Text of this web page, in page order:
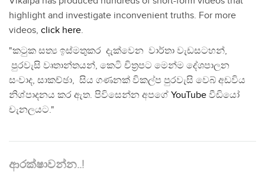
highlight and investigate inconvenient truths. For more
videos, click here.
"කටුක සත්‍ය ඉස්මතුකර දැක්වෙන වාර්තා වැඩසටහන්,
පුරවැසි වෘතාන්තයන්, කෙටි චිත්‍රපට මෙන්ම දේශපාලන
සංවාද, සාකච්ඡා, සිය ගණනක් විකල්ප පුරවැසි වෙබ් අඩවිය
නිශ්පාදනය කර ඇත. පිවිසෙන්න අපගේ YouTube වීඩියෝ
චැනලයට."
ආරක්ෂාවන්න..!